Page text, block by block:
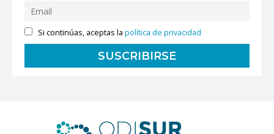
Si continúas, aceptas lapolítica de privacidad